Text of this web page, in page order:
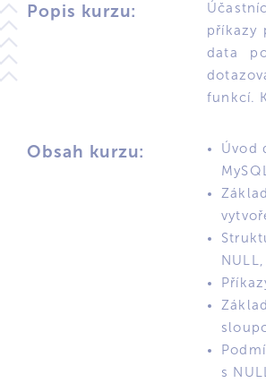
Popis kurzu:
příkazy
data
funkcí.
Obsah kurzu:
Úvod
s NULL